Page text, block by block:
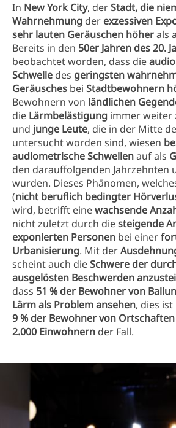
In New York City, derStadt, die
Wahrnehmung der exzessiven
sehr lauten Geräuschen höherals
Bereits in den 50er Jahren des 20.
beobachtet worden, dass die
Schwelle des geringsten
Geräusches bei Stadtbewohnern
Bewohnern von ländlichen
die Lärmbelästigung immer weiter
und junge Leute, die in der Mitte
untersucht worden sind, wiesen
audiometrische Schwellenauf als
den darauffolgenden Jahrzehnten
wurden. Dieses Phänomen,
(nicht beruflich bedingter
wird, betrifft einewachsende
nicht zuletzt durch diesteigende
exponierten Personen bei einer
Urbanisierung. Mit der
scheint auch dieSchwere der
ausgelösten Beschwerden
dass 51 % der Bewohner von
Lärm als Problem ansehen, dies
9 % der Bewohner von
2.000 Einwohnern der Fall.